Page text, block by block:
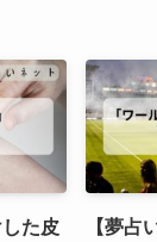
した皮
【夢占